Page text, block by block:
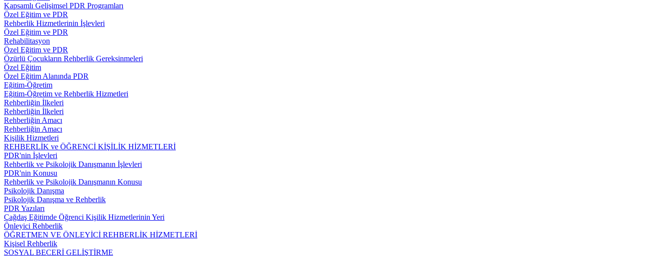
Kapsamlı Gelişimsel PDR Programları
Özel Eğitim ve PDR
Rehberlik Hizmetlerinin İşlevleri
Özel Eğitim ve PDR
Rehabilitasyon
Özel Eğitim ve PDR
Özürlü Çocukların Rehberlik Gereksinmeleri
Özel Eğitim
Özel Eğitim Alanında PDR
Eğitim-Öğretim
Eğitim-Öğretim ve Rehberlik Hizmetleri
Rehberliğin İlkeleri
Rehberliğin İlkeleri
Rehberliğin Amacı
Rehberliğin Amacı
Kişilik Hizmetleri
REHBERLİK ve ÖĞRENCİ KİŞİLİK HİZMETLERİ
PDR'nin İşlevleri
Rehberlik ve Psikolojik Danışmanın İşlevleri
PDR'nin Konusu
Rehberlik ve Psikolojik Danışmanın Konusu
Psikolojik Danışma
Psikolojik Danışma ve Rehberlik
PDR Yazıları
Çağdaş Eğitimde Öğrenci Kişilik Hizmetlerinin Yeri
Önleyici Rehberlik
ÖĞRETMEN VE ÖNLEYİCİ REHBERLİK HİZMETLERİ
Kişisel Rehberlik
SOSYAL BECERİ GELİŞTİRME